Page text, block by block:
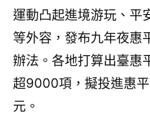
運動凸起進境游玩、平
等外容，發布九年夜惠
辦法。各地打算出臺惠
超9000項，擬投進惠
元。